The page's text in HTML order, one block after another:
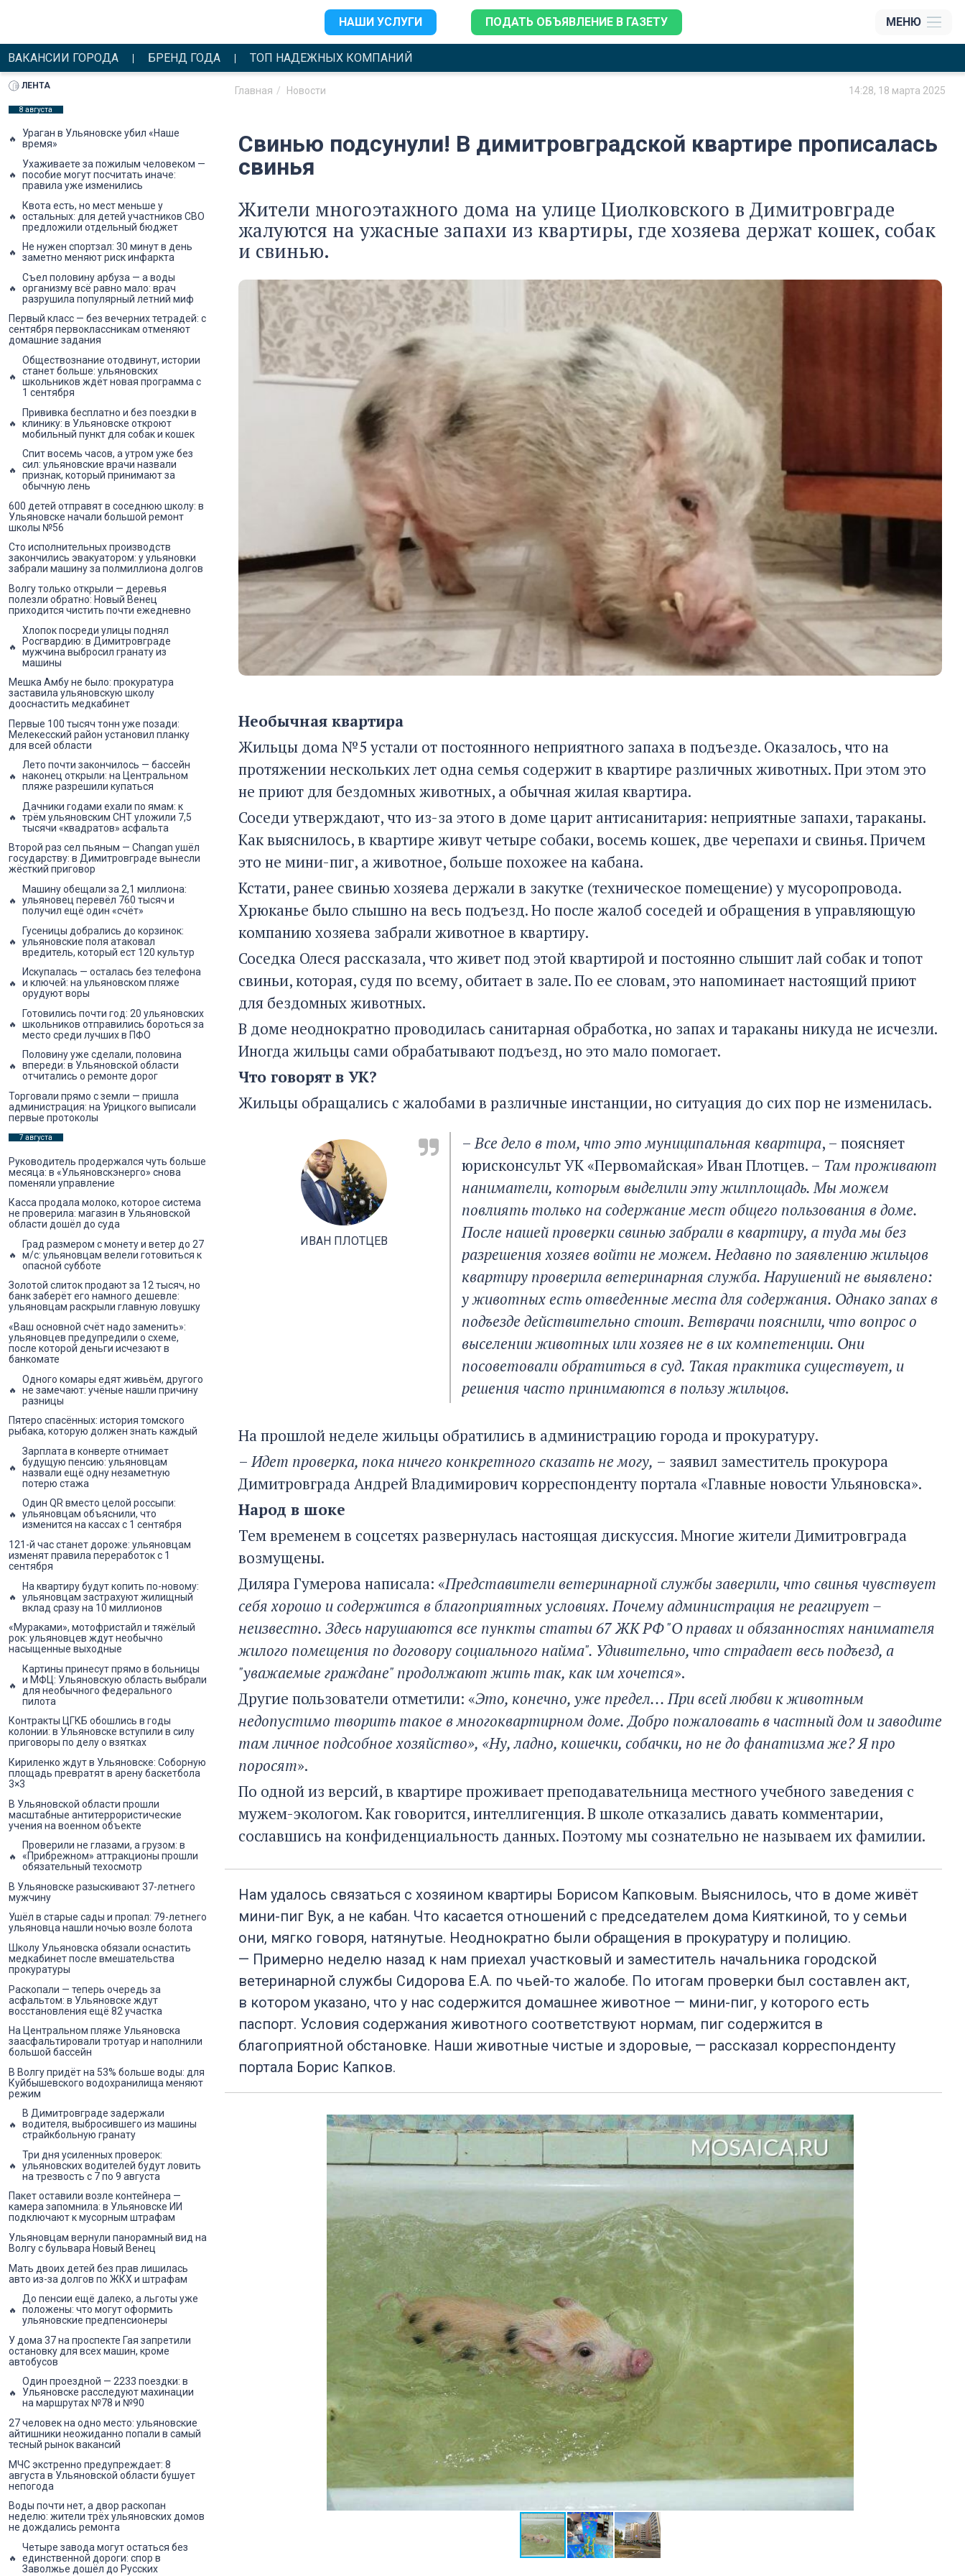
НАШИ УСЛУГИ ПОДАТЬ ОБЪЯВЛЕНИЕ В ГАЗЕТУ МЕНЮ
ВАКАНСИИ ГОРОДА БРЕНД ГОДА ТОП НАДЕЖНЫХ КОМПАНИЙ
Главная Новости 14:28, 18 марта 2025
Свинью подсунули! В димитровградской квартире прописалась
свинья
Жители многоэтажного дома на улице Циолковского в Димитровграде
жалуются на ужасные запахи из квартиры, где хозяева держат кошек, собак
и свинью.
Необычная квартира
Жильцы дома №5 устали от постоянного неприятного запаха в подъезде. Оказалось, что на
протяжении нескольких лет одна семья содержит в квартире различных животных. При этом это
не приют для бездомных животных, а обычная жилая квартира.
Соседи утверждают, что из-за этого в доме царит антисанитария: неприятные запахи, тараканы.
Как выяснилось, в квартире живут четыре собаки, восемь кошек, две черепахи и свинья. Причем
это не мини-пиг, а животное, больше похожее на кабана.
Кстати, ранее свинью хозяева держали в закутке (техническое помещение) у мусоропровода.
Хрюканье было слышно на весь подъезд. Но после жалоб соседей и обращения в управляющую
компанию хозяева забрали животное в квартиру.
Соседка Олеся рассказала, что живет под этой квартирой и постоянно слышит лай собак и топот
свиньи, которая, судя по всему, обитает в зале. По ее словам, это напоминает настоящий приют
для бездомных животных.
В доме неоднократно проводилась санитарная обработка, но запах и тараканы никуда не исчезли.
Иногда жильцы сами обрабатывают подъезд, но это мало помогает.
Что говорят в УК?
Жильцы обращались с жалобами в различные инстанции, но ситуация до сих пор не изменилась.
ИВАН ПЛОТЦЕВ
–Все дело в том, что это муниципальная квартира, – поясняет
юрисконсульт УК «Первомайская» Иван Плотцев. – Там проживают
наниматели, которым выделили эту жилплощадь. Мы можем
повлиять только на содержание мест общего пользования в доме.
После нашей проверки свинью забрали в квартиру, а туда мы без
разрешения хозяев войти не можем. Недавно по заявлению жильцов
квартиру проверила ветеринарная служба. Нарушений не выявлено:
у животных есть отведенные места для содержания. Однако запах в
подъезде действительно стоит. Ветврачи пояснили, что вопрос о
выселении животных или хозяев не в их компетенции. Они
посоветовали обратиться в суд. Такая практика существует, и
решения часто принимаются в пользу жильцов.
На прошлой неделе жильцы обратились в администрацию города и прокуратуру.
–Идет проверка, пока ничего конкретного сказать не могу, – заявил заместитель прокурора
Димитровграда Андрей Владимирович корреспонденту портала «Главные новости Ульяновска».
Народ в шоке
Тем временем в соцсетях развернулась настоящая дискуссия. Многие жители Димитровграда
возмущены.
Диляра Гумерова написала: «Представители ветеринарной службы заверили, что свинья чувствует
себя хорошо и содержится в благоприятных условиях. Почему администрация не реагирует –
неизвестно. Здесь нарушаются все пункты статьи 67 ЖК РФ "О правах и обязанностях нанимателя
жилого помещения по договору социального найма". Удивительно, что страдает весь подъезд, а
"уважаемые граждане" продолжают жить так, как им хочется».
Другие пользователи отметили: «Это, конечно, уже предел... При всей любви к животным
недопустимо творить такое в многоквартирном доме. Добро пожаловать в частный дом и заводите
там личное подсобное хозяйство», «Ну, ладно, кошечки, собачки, но не до фанатизма же? Я про
поросят».
По одной из версий, в квартире проживает преподавательница местного учебного заведения с
мужем-экологом. Как говорится, интеллигенция. В школе отказались давать комментарии,
сославшись на конфиденциальность данных. Поэтому мы сознательно не называем их фамилии.
Нам удалось связаться с хозяином квартиры Борисом Капковым. Выяснилось, что в доме живёт
мини-пиг Вук, а не кабан. Что касается отношений с председателем дома Кияткиной, то у семьи
они, мягко говоря, натянутые. Неоднократно были обращения в прокуратуру и полицию.
— Примерно неделю назад к нам приехал участковый и заместитель начальника городской
ветеринарной службы Сидорова Е.А. по чьей-то жалобе. По итогам проверки был составлен акт,
в котором указано, что у нас содержится домашнее животное — мини-пиг, у которого есть
паспорт. Условия содержания животного соответствуют нормам, пиг содержится в
благоприятной обстановке. Наши животные чистые и здоровые, — рассказал корреспонденту
портала Борис Капков.
ЛЕНТА
8 августа
Ураган в Ульяновске убил «Наше
время»
Ухаживаете за пожилым человеком —
пособие могут посчитать иначе:
правила уже изменились
Квота есть, но мест меньше у
остальных: для детей участников СВО
предложили отдельный бюджет
Не нужен спортзал: 30 минут в день
заметно меняют риск инфаркта
Съел половину арбуза — а воды
организму всё равно мало: врач
разрушила популярный летний миф
Первый класс — без вечерних тетрадей: с
сентября первоклассникам отменяют
домашние задания
Обществознание отодвинут, истории
станет больше: ульяновских
школьников ждёт новая программа с
1 сентября
Прививка бесплатно и без поездки в
клинику: в Ульяновске откроют
мобильный пункт для собак и кошек
Спит восемь часов, а утром уже без
сил: ульяновские врачи назвали
признак, который принимают за
обычную лень
600 детей отправят в соседнюю школу: в
Ульяновске начали большой ремонт
школы №56
Сто исполнительных производств
закончились эвакуатором: у ульяновки
забрали машину за полмиллиона долгов
Волгу только открыли — деревья
полезли обратно: Новый Венец
приходится чистить почти ежедневно
Хлопок посреди улицы поднял
Росгвардию: в Димитровграде
мужчина выбросил гранату из
машины
Мешка Амбу не было: прокуратура
заставила ульяновскую школу
дооснастить медкабинет
Первые 100 тысяч тонн уже позади:
Мелекесский район установил планку
для всей области
Лето почти закончилось — бассейн
наконец открыли: на Центральном
пляже разрешили купаться
Дачники годами ехали по ямам: к
трём ульяновским СНТ уложили 7,5
тысячи «квадратов» асфальта
Второй раз сел пьяным — Changan ушёл
государству: в Димитровграде вынесли
жёсткий приговор
Машину обещали за 2,1 миллиона:
ульяновец перевёл 760 тысяч и
получил ещё один «счёт»
Гусеницы добрались до корзинок:
ульяновские поля атаковал
вредитель, который ест 120 культур
Искупалась — осталась без телефона
и ключей: на ульяновском пляже
орудуют воры
Готовились почти год: 20 ульяновских
школьников отправились бороться за
место среди лучших в ПФО
Половину уже сделали, половина
впереди: в Ульяновской области
отчитались о ремонте дорог
Торговали прямо с земли — пришла
администрация: на Урицкого выписали
первые протоколы
7 августа
Руководитель продержался чуть больше
месяца: в «Ульяновскэнерго» снова
поменяли управление
Касса продала молоко, которое система
не проверила: магазин в Ульяновской
области дошёл до суда
Град размером с монету и ветер до 27
м/с: ульяновцам велели готовиться к
опасной субботе
Золотой слиток продают за 12 тысяч, но
банк заберёт его намного дешевле:
ульяновцам раскрыли главную ловушку
«Ваш основной счёт надо заменить»:
ульяновцев предупредили о схеме,
после которой деньги исчезают в
банкомате
Одного комары едят живьём, другого
не замечают: учёные нашли причину
разницы
Пятеро спасённых: история томского
рыбака, которую должен знать каждый
Зарплата в конверте отнимает
будущую пенсию: ульяновцам
назвали ещё одну незаметную
потерю стажа
Один QR вместо целой россыпи:
ульяновцам объяснили, что
изменится на кассах с 1 сентября
121-й час станет дороже: ульяновцам
изменят правила переработок с 1
сентября
На квартиру будут копить по-новому:
ульяновцам застрахуют жилищный
вклад сразу на 10 миллионов
«Мураками», мотофристайл и тяжёлый
рок: ульяновцев ждут необычно
насыщенные выходные
Картины принесут прямо в больницы
и МФЦ: Ульяновскую область выбрали
для необычного федерального
пилота
Контракты ЦГКБ обошлись в годы
колонии: в Ульяновске вступили в силу
приговоры по делу о взятках
Кириленко ждут в Ульяновске: Соборную
площадь превратят в арену баскетбола
3×3
В Ульяновской области прошли
масштабные антитеррористические
учения на военном объекте
Проверили не глазами, а грузом: в
«Прибрежном» аттракционы прошли
обязательный техосмотр
В Ульяновске разыскивают 37-летнего
мужчину
Ушёл в старые сады и пропал: 79-летнего
ульяновца нашли ночью возле болота
Школу Ульяновска обязали оснастить
медкабинет после вмешательства
прокуратуры
Раскопали — теперь очередь за
асфальтом: в Ульяновске ждут
восстановления ещё 82 участка
На Центральном пляже Ульяновска
заасфальтировали тротуар и наполнили
большой бассейн
В Волгу придёт на 53% больше воды: для
Куйбышевского водохранилища меняют
режим
В Димитровграде задержали
водителя, выбросившего из машины
страйкбольную гранату
Три дня усиленных проверок:
ульяновских водителей будут ловить
на трезвость с 7 по 9 августа
Пакет оставили возле контейнера —
камера запомнила: в Ульяновске ИИ
подключают к мусорным штрафам
Ульяновцам вернули панорамный вид на
Волгу с бульвара Новый Венец
Мать двоих детей без прав лишилась
авто из-за долгов по ЖКХ и штрафам
До пенсии ещё далеко, а льготы уже
положены: что могут оформить
ульяновские предпенсионеры
У дома 37 на проспекте Гая запретили
остановку для всех машин, кроме
автобусов
Один проездной — 2233 поездки: в
Ульяновске расследуют махинации
на маршрутах №78 и №90
27 человек на одно место: ульяновские
айтишники неожиданно попали в самый
тесный рынок вакансий
МЧС экстренно предупреждает: 8
августа в Ульяновской области бушует
непогода
Воды почти нет, а двор раскопан
неделю: жители трёх ульяновских домов
не дождались ремонта
Четыре завода могут остаться без
единственной дороги: спор в
Заволжье дошёл до Русских